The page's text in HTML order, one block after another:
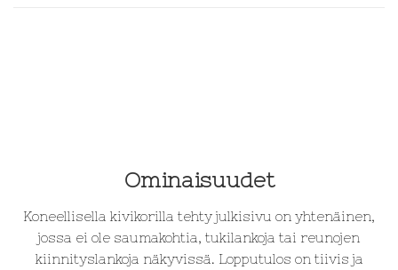
Ominaisuudet
Koneellisella kivikorilla tehty julkisivu on yhtenäinen,
jossa ei ole saumakohtia, tukilankoja tai reunojen
kiinnityslankoja näkyvissä. Lopputulos on tiivis ja